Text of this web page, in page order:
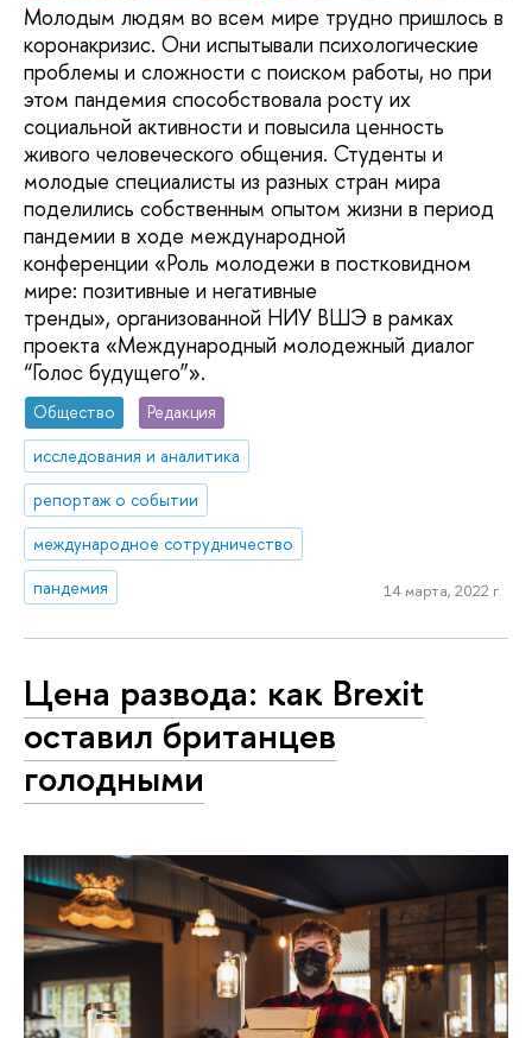
Молодым людям во всем мире трудно пришлось в
коронакризис. Они испытывали психологические
проблемы и сложности с поиском работы, но при
этом пандемия способствовала росту их
социальной активности и повысила ценность
живого человеческого общения. Студенты и
молодые специалисты из разных стран мира
поделились собственным опытом жизни в период
пандемии в ходе международной
конференции «Роль молодежи в постковидном
мире: позитивные и негативные
тренды», организованной НИУ ВШЭ в рамках
проекта «Международный молодежный диалог
“Голос будущего”».
Общество
Редакция
исследования и аналитика
репортаж о событии
международное сотрудничество
пандемия
14 марта, 2022 г.
Цена развода: как Brexit
оставил британцев
голодными